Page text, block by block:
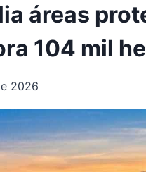
áreas
104 mil
2026